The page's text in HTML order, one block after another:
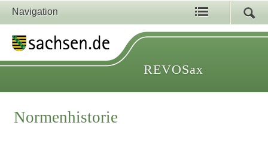
Navigation
REVOSax
Normenhistorie